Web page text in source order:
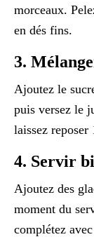
morceaux.
en dés fins.
3.
Ajoutez le
puis versez le
laissez reposer
4. Servir
Ajoutez des
moment du
complétez